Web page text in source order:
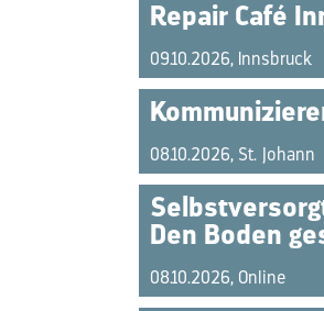
Repair Café
09.10.2026, Innsbruck
08.10.2026, St. Johann
Den Boden
08.10.2026, Online